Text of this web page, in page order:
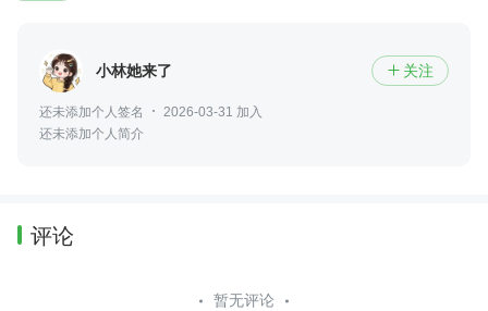
小林她来了  关注
还未添加个人签名
2026-03-31 加入
还未添加个人简介
评论
暂无评论